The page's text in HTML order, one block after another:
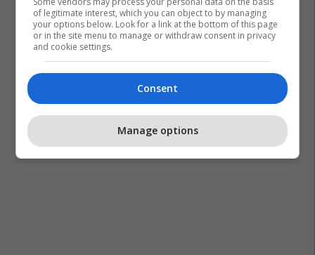
of legitimate interest, which you can object to by managing
your options below. Look for a link at the bottom of this page
or in the site menu to manage or withdraw consent in privacy
and cookie settings.
Consent
Manage options